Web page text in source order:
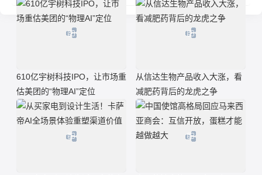
610亿宇树科技IPO，让市场重
估美团的“物理AI”定位
从信达生物产品收入大涨，看
减肥药背后的龙虎之争